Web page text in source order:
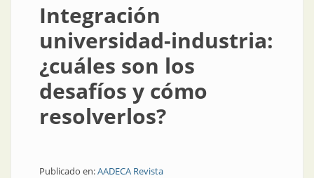
Integración
universidad-industria:
¿cuáles son los
desafíos y cómo
resolverlos?
Publicado en:AADECA Revista